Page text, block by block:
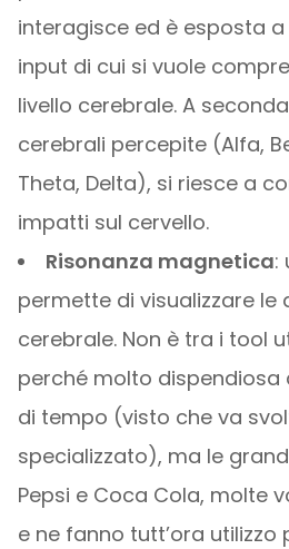
interagisce ed è esposta
input di cui si vuole
livello cerebrale. A
cerebrali percepite (Alfa,
Theta, Delta), si riesce a
impatti sul cervello.
Risonanza magnetica:
permette di visualizzare le
cerebrale. Non è tra i tool
perché molto dispendiosa
di tempo (visto che va
specializzato), ma le
Pepsi e Coca Cola, molte
e ne fanno tutt’ora utilizzo